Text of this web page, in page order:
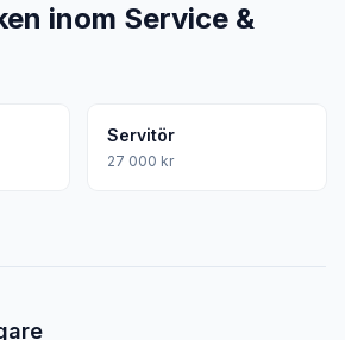
inom Service &
Servitör
27 000 kr